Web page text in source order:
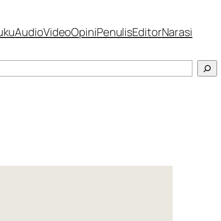
AudioVideoOpiniPenulisEditorNarasi